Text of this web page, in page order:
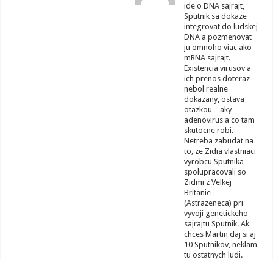
ide o DNA sajrajt,
Sputnik sa dokaze
integrovat do ludskej
DNA a pozmenovat
ju omnoho viac ako
mRNA sajrajt.
Existencia virusov a
ich prenos doteraz
nebol realne
dokazany, ostava
otazkou…aky
adenovirus a co tam
skutocne robi.
Netreba zabudat na
to, ze Zidia vlastniaci
vyrobcu Sputnika
spolupracovali so
Zidmi z Velkej
Britanie
(Astrazeneca) pri
vyvoji genetickeho
sajrajtu Sputnik. Ak
chces Martin daj si aj
10 Sputnikov, neklam
tu ostatnych ludi.